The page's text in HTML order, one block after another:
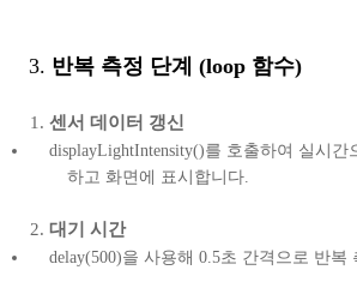
3. 반복 측정 단계 (loop 함수)
센서 데이터 갱신
displayLightIntensity()를 호출하여 실시간
하고 화면에 표시합니다.
대기 시간
delay(500)을 사용해 0.5초 간격으로 반복